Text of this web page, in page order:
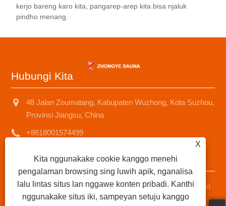
kerjo bareng karo kita, pangarep-arep kita bisa njaluk
pindho menang.
Hubungi Kita
48 Jalan Zoumatang, Kabupaten Wuzhong, Kota Suzhou,
Provinsi Jiangsu, China
+8618001574499
Hak Cipta © 2025 suzhou zhongye sauna Equipment Co, Ltd
Kabeh hak dilindhungi undhang-undhang.
X
Kita nggunakake cookie kanggo menehi
pengalaman browsing sing luwih apik, nganalisa
lalu lintas situs lan nggawe konten pribadi. Kanthi
nggunakake situs iki, sampeyan setuju kanggo